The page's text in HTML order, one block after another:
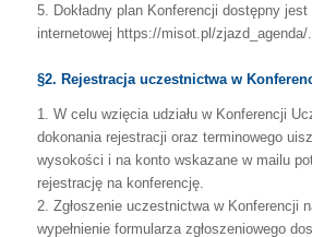
5. Dokładny plan Konferencji dostępny jest
internetowej https://misot.pl/zjazd_agenda/.
§2. Rejestracja uczestnictwa w
1. W celu wzięcia udziału w Konferencji
dokonania rejestracji oraz terminowego
wysokości i na konto wskazane w mailu
rejestrację na konferencję.
2. Zgłoszenie uczestnictwa w Konferencji
wypełnienie formularza zgłoszeniowego